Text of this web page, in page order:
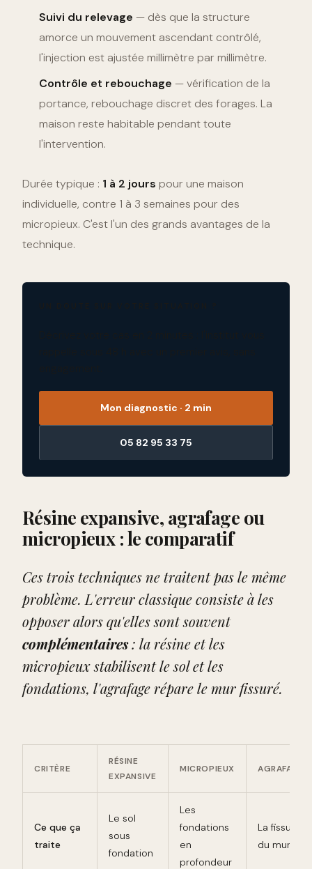
Suivi du relevage — dès que la structure
amorce un mouvement ascendant contrôlé,
l'injection est ajustée millimètre par millimètre.
Contrôle et rebouchage — vérification de la
portance, rebouchage discret des forages. La
maison reste habitable pendant toute
l'intervention.
Durée typique : 1 à 2 jours pour une maison
individuelle, contre 1 à 3 semaines pour des
micropieux. C'est l'un des grands avantages de la
technique.
Mon diagnostic · 2 min
05 82 95 33 75
Résine expansive, agrafage ou
micropieux : le comparatif
Ces trois techniques ne traitent pas le même
problème. L'erreur classique consiste à les
opposer alors qu'elles sont souvent
complémentaires: la résine et les
micropieux stabilisent lesol et les
fondations, l'agrafage répare lemur fissuré.
CRITÈRE
RÉSINE
EXPANSIVE
MICROPIEUX AGRAFAGE
Ce que ça
traite
Le sol
sous
fondation
Les
fondations
en
profondeur
La fissure
du mur